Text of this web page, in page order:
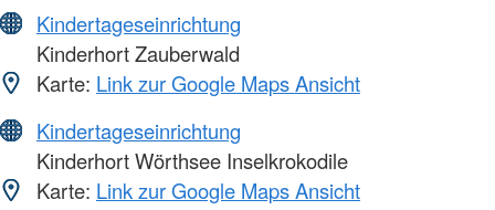
Kindertageseinrichtung
Kinderhort Zauberwald
Karte: Link zur Google Maps Ansicht
Kindertageseinrichtung
Kinderhort Wörthsee Inselkrokodile
Karte: Link zur Google Maps Ansicht